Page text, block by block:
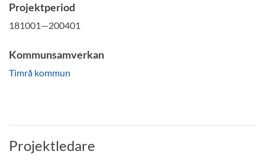
Projektperiod
181001—200401
Kommunsamverkan
Timrå kommun
Projektledare